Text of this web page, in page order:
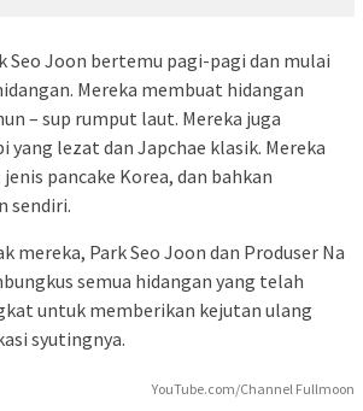
Seo Joon bertemu pagi-pagi dan mulai
Mereka membuat hidangan
– sup rumput laut. Mereka juga
yang lezat dan Japchae klasik. Mereka
pancake Korea, dan bahkan
sendiri.
mereka, Park Seo Joon dan Produser Na
semua hidangan yang telah
untuk memberikan kejutan ulang
syutingnya.
YouTube.com/Channel Fullmoon